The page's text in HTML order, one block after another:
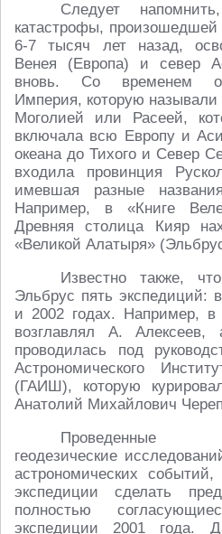
Следует
катастрофы, произошедшей
6-7 тысяч лет назад,
Венея (Европа) и север
вновь. Со временем
Империя, которую называли
Моголией или Расеей,
включала всю Европу и
океана до Тихого и Север
входила провинция
имевшая разные
Например, в «Книге
Древняя столица Кияр
«Великой Алатыря»
Известно также,
Эльбрус пять экспедиций:
и 2002 годах. Например, в
возглавлял А.
проводилась под
Астрономического
(ГАИШ), которую
Анатолий Михайлович
Проведенные
геодезические
астрономических событий,
экспедиции сделать
полностью
экспедиции 2001 года.